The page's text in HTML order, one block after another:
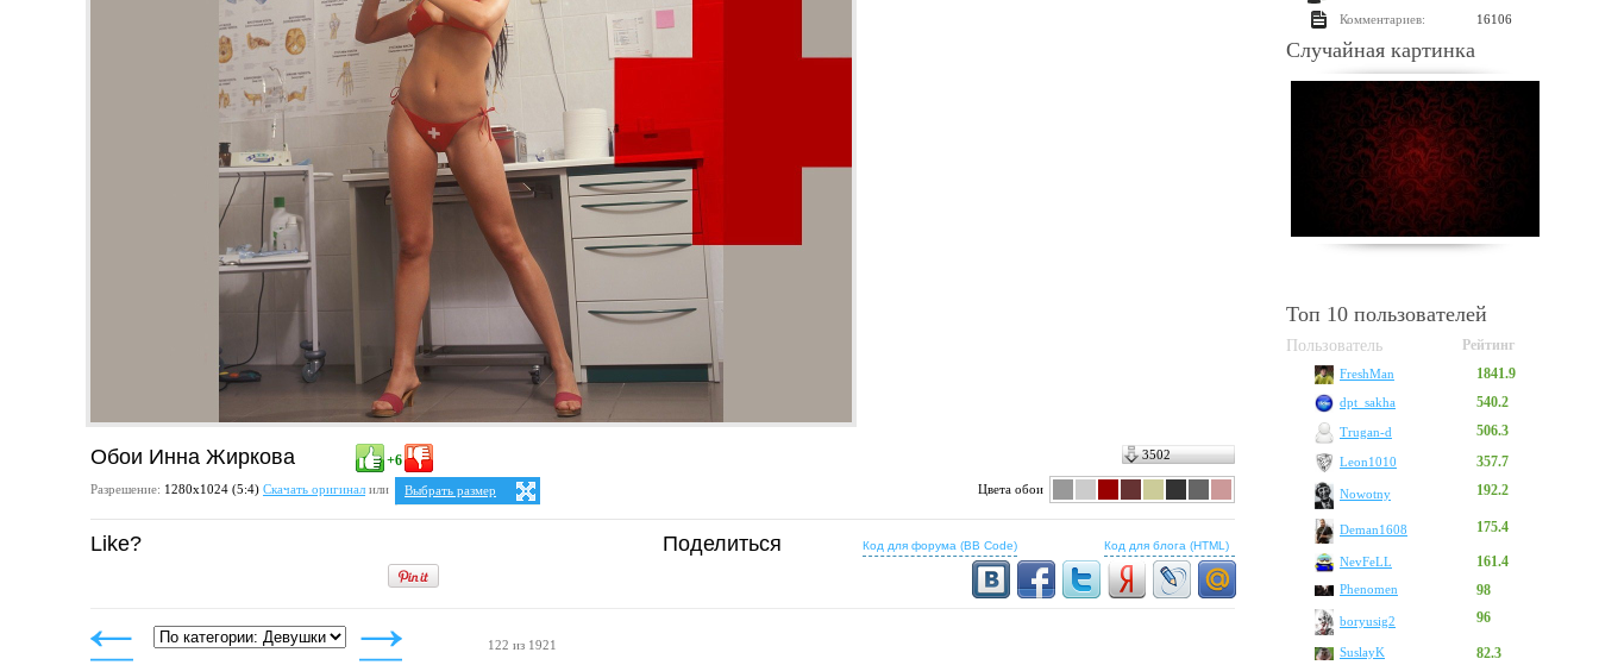
Обои Инна Жиркова +6 3502
Разрешение: 1280х1024 (5:4) Скачать оригинал или
Выбрать размер
Ваше разрешение:Не определено
4:3
1024x768
16:10
1280x800
Цвета обои
Like? Поделиться Код для форума (BB Code) Код для блога (HTML)
122 из 1921
Комментариев:
16106
Случайная картинка
Топ 10 пользователей
Пользователь Рейтинг
FreshMan 1841.9
dpt_sakha 540.2
Trugan-d 506.3
Leon1010 357.7
Nowotny 192.2
Deman1608 175.4
NevFeLL 161.4
Phenomen 98
boryusig2 96
SuslayK 82.3